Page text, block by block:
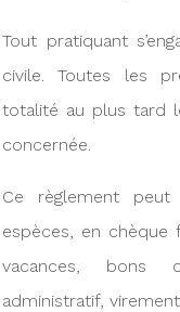
Tout pratiquant
civile. Toutes les
totalité au plus tard
concernée.
Ce règlement
espèces, en chèque
vacances, bons
administratif,